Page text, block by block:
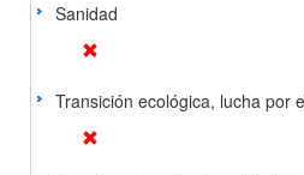
Sanidad
Transición ecológica, lucha por